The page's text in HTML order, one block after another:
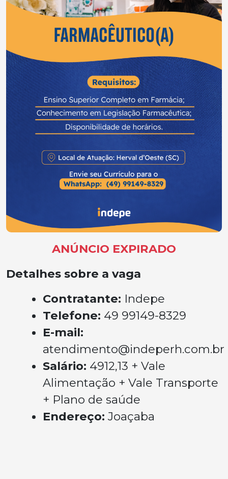
ANÚNCIO EXPIRADO
Detalhes sobre a vaga
Contratante: Indepe
Telefone: 49 99149-8329
E-mail:
atendimento@indeperh.com.br
Salário: 4912,13 + Vale
Alimentação + Vale Transporte
+ Plano de saúde
Endereço: Joaçaba